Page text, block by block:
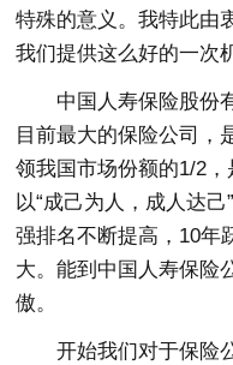
特殊的意义。我特此由
我们提供这么好的一次
中国人寿保险股份
目前最大的保险公司，
领我国市场份额的1/2
以“成己为人，成人达
强排名不断提高，10年
大。能到中国人寿保险
傲。
开始我们对于保险